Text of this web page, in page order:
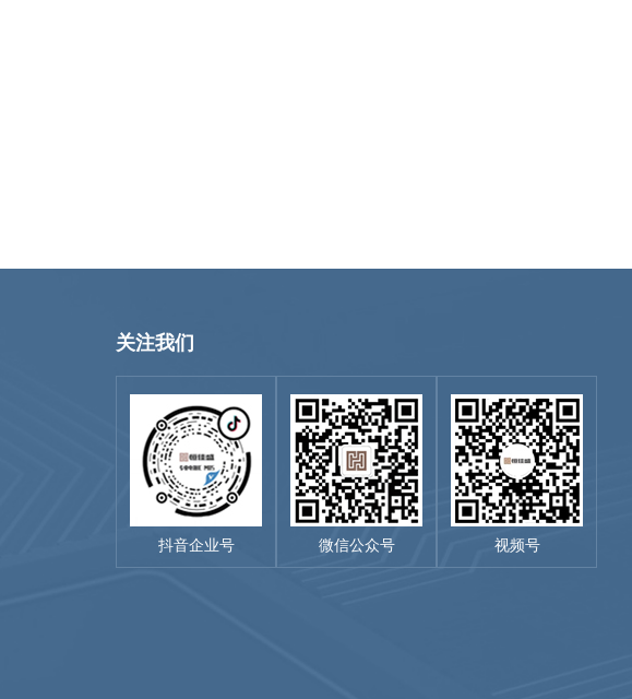
关注我们
抖音企业号 微信公众号 视频号